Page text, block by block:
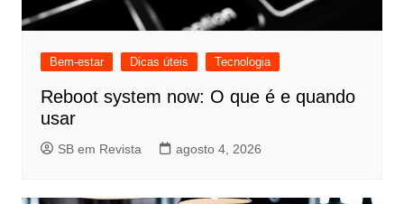
Bem-estar Dicas úteis Tecnologia
Reboot system now: O que é e quando
usar
SB em Revista agosto 4, 2026